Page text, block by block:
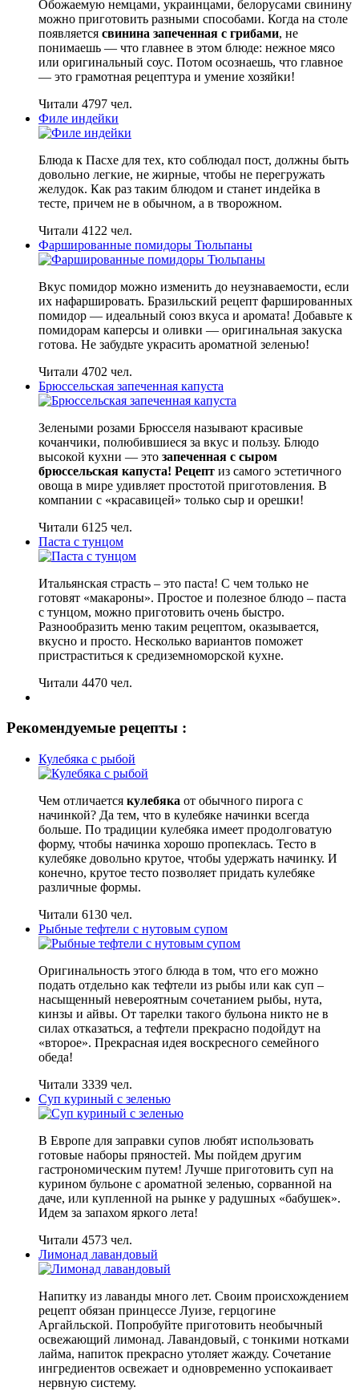
Обожаемую немцами, украинцами, белорусами свинину
можно приготовить разными способами. Когда на столе
появляется свинина запеченная с грибами, не
понимаешь — что главнее в этом блюде: нежное мясо
или оригинальный соус. Потом осознаешь, что главное
— это грамотная рецептура и умение хозяйки!
Читали 4797 чел.
Филе индейки
Блюда к Пасхе для тех, кто соблюдал пост, должны быть
довольно легкие, не жирные, чтобы не перегружать
желудок. Как раз таким блюдом и станет индейка в
тесте, причем не в обычном, а в творожном.
Читали 4122 чел.
Фаршированные помидоры Тюльпаны
Вкус помидор можно изменить до неузнаваемости, если
их нафаршировать. Бразильский рецепт фаршированных
помидор — идеальный союз вкуса и аромата! Добавьте к
помидорам каперсы и оливки — оригинальная закуска
готова. Не забудьте украсить ароматной зеленью!
Читали 4702 чел.
Брюссельская запеченная капуста
Зелеными розами Брюсселя называют красивые
кочанчики, полюбившиеся за вкус и пользу. Блюдо
высокой кухни — это запеченная с сыром
брюссельская капуста! Рецепт из самого эстетичного
овоща в мире удивляет простотой приготовления. В
компании с «красавицей» только сыр и орешки!
Читали 6125 чел.
Паста с тунцом
Итальянская страсть – это паста! С чем только не
готовят «макароны». Простое и полезное блюдо – паста
с тунцом, можно приготовить очень быстро.
Разнообразить меню таким рецептом, оказывается,
вкусно и просто. Несколько вариантов поможет
пристраститься к средиземноморской кухне.
Читали 4470 чел.
Рекомендуемые рецепты :
Кулебяка с рыбой
Чем отличается кулебяка от обычного пирога с
начинкой? Да тем, что в кулебяке начинки всегда
больше. По традиции кулебяка имеет продолговатую
форму, чтобы начинка хорошо пропеклась. Тесто в
кулебяке довольно крутое, чтобы удержать начинку. И
конечно, крутое тесто позволяет придать кулебяке
различные формы.
Читали 6130 чел.
Рыбные тефтели с нутовым супом
Оригинальность этого блюда в том, что его можно
подать отдельно как тефтели из рыбы или как суп –
насыщенный невероятным сочетанием рыбы, нута,
кинзы и айвы. От тарелки такого бульона никто не в
силах отказаться, а тефтели прекрасно подойдут на
«второе». Прекрасная идея воскресного семейного
обеда!
Читали 3339 чел.
Суп куриный с зеленью
В Европе для заправки супов любят использовать
готовые наборы пряностей. Мы пойдем другим
гастрономическим путем! Лучше приготовить суп на
курином бульоне с ароматной зеленью, сорванной на
даче, или купленной на рынке у радушных «бабушек».
Идем за запахом яркого лета!
Читали 4573 чел.
Лимонад лавандовый
Напитку из лаванды много лет. Своим происхождением
рецепт обязан принцессе Луизе, герцогине
Аргайльской. Попробуйте приготовить необычный
освежающий лимонад. Лавандовый, с тонкими нотками
лайма, напиток прекрасно утоляет жажду. Сочетание
ингредиентов освежает и одновременно успокаивает
нервную систему.